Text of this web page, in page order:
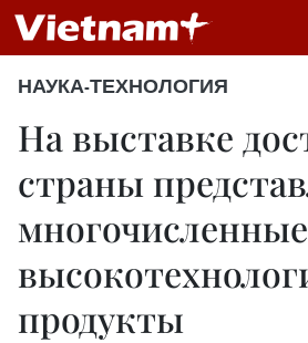
НАУКА-ТЕХНОЛОГИЯ
На выставке
страны
многочисленные
продукты